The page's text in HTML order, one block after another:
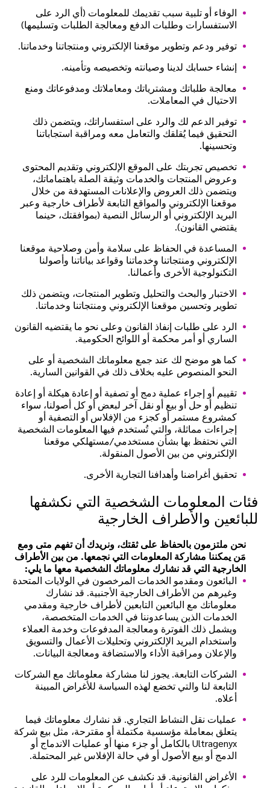
الوفاء أو تلبية سبب تقديمك للمعلومات (أي الرد على
الاستفسارات وطلبات الدفع ومعالجة الطلبات وتسليمها)
توفير ودعم وتطوير موقعنا الإلكتروني ومنتجاتنا وخدماتنا.
إنشاء حسابك لدينا وصيانته وتخصيصه وتأمينه.
معالجة طلباتك ومشترياتك ومعاملاتك ومدفوعاتك ومنع
الاحتيال في المعاملات.
توفير الدعم لك والرد على استفساراتك، ويتضمن ذلك
التحقيق فيما يُقلقك والتعامل معه ومراقبة استجاباتنا
وتحسينها.
تخصيص تجربتك على الموقع الإلكتروني وتقديم المحتوى
وعروض المنتجات والخدمات وثيقة الصلة باهتماماتك،
ويتضمن ذلك العروض والإعلانات المستهدفة من خلال
موقعنا الإلكتروني والمواقع التابعة لأطراف خارجية وعبر
البريد الإلكتروني أو الرسائل النصية (بموافقتك، حينما
يقتضي القانون).
المساعدة في الحفاظ على سلامة وأمن وصلاحية موقعنا
الإلكتروني ومنتجاتنا وخدماتنا وقواعد بياناتنا وأصولنا
التكنولوجية الأخرى وأعمالنا.
الاختبار والبحث والتحليل وتطوير المنتجات، ويتضمن ذلك
تطوير وتحسين موقعنا الإلكتروني ومنتجاتنا وخدماتنا.
الرد على طلبات إنفاذ القانون وعلى نحو ما يقتضيه القانون
الساري أو أمر محكمة أو اللوائح الحكومية.
كما هو موضح لك عند جمع معلوماتك الشخصية أو على
النحو المنصوص عليه بخلاف ذلك في القوانين السارية.
تقييم أو إجراء عملية دمج أو تصفية أو إعادة هيكلة أو إعادة
تنظيم أو حل أو بيع أو نقل آخر لبعض أو كل أصولنا، سواء
كمشروع مستمر أو كجزء من الإفلاس أو التصفية أو
إجراءات مماثلة، والتي تُستخدم فيها المعلومات الشخصية
التي نحتفظ بها بشأن مستخدمي/مستهلكي موقعنا
الإلكتروني من بين الأصول المنقولة.
تحقيق أغراضنا وأهدافنا التجارية الأخرى.
فئات المعلومات الشخصية التي نكشفها
للبائعين والأطراف الخارجية
نحن ملتزمون بالحفاظ على ثقتك، ونريدك أن تفهم متى ومع
مَن يمكننا مشاركة المعلومات التي نجمعها. من بين الأطراف
الخارجية التي قد نشارك معلوماتك الشخصية معها ما يلي:
البائعون ومقدمو الخدمات المرخصون في الولايات المتحدة
وغيرهم من الأطراف الخارجية الأجنبية. قد نشارك
معلوماتك مع البائعين التابعين لأطراف خارجية ومقدمي
الخدمات الذين يساعدوننا في الخدمات المتخصصة،
ويشمل ذلك الفوترة ومعالجة المدفوعات وخدمة العملاء
واستخدام البريد الإلكتروني وتحليلات الأعمال والتسويق
والإعلان ومراقبة الأداء والاستضافة ومعالجة البيانات.
الشركات التابعة. يجوز لنا مشاركة معلوماتك مع الشركات
التابعة لنا والتي تخضع لهذه السياسة للأغراض المبينة
أعلاه.
عمليات نقل النشاط التجاري. قد نشارك معلوماتك فيما
يتعلق بمعاملة مؤسسية مكتملة أو مقترحة، مثل بيع شركة
Ultragenyx بالكامل أو جزء منها أو عمليات الاندماج أو
الدمج أو بيع الأصول أو في حالة الإفلاس غير المحتملة.
الأغراض القانونية. قد نكشف عن المعلومات للرد على